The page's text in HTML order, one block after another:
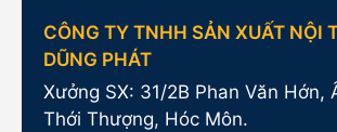
CÔNG TY TNHH SẢN XUẤT NỘI
DŨNG PHÁT
Xưởng SX: 31/2B Phan Văn Hớn,
Thới Thượng, Hóc Môn.